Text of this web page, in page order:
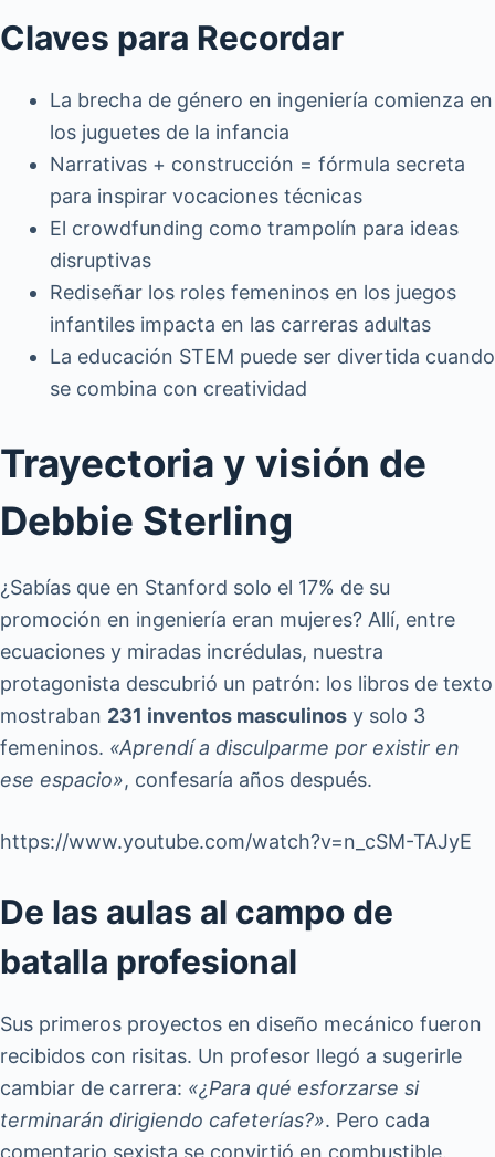
Claves para Recordar
La brecha de género en ingeniería comienza en
los juguetes de la infancia
Narrativas + construcción = fórmula secreta
para inspirar vocaciones técnicas
El crowdfunding como trampolín para ideas
disruptivas
Rediseñar los roles femeninos en los juegos
infantiles impacta en las carreras adultas
La educación STEM puede ser divertida cuando
se combina con creatividad
Trayectoria y visión de
Debbie Sterling
¿Sabías que en Stanford solo el 17% de su
promoción en ingeniería eran mujeres? Allí, entre
ecuaciones y miradas incrédulas, nuestra
protagonista descubrió un patrón: los libros de texto
mostraban 231 inventos masculinos y solo 3
femeninos. «Aprendí a disculparme por existir en
ese espacio», confesaría años después.
https://www.youtube.com/watch?v=n_cSM-TAJyE
De las aulas al campo de
batalla profesional
Sus primeros proyectos en diseño mecánico fueron
recibidos con risitas. Un profesor llegó a sugerirle
cambiar de carrera: «¿Para qué esforzarse si
terminarán dirigiendo cafeterías?». Pero cada